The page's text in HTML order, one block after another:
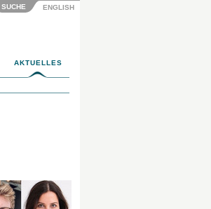
SUCHE ENGLISH
AKTUELLES